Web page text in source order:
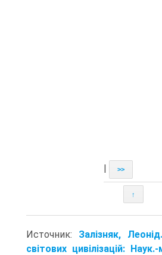
>>
↑
Источник: Залізняк,
світових цивілізацій: